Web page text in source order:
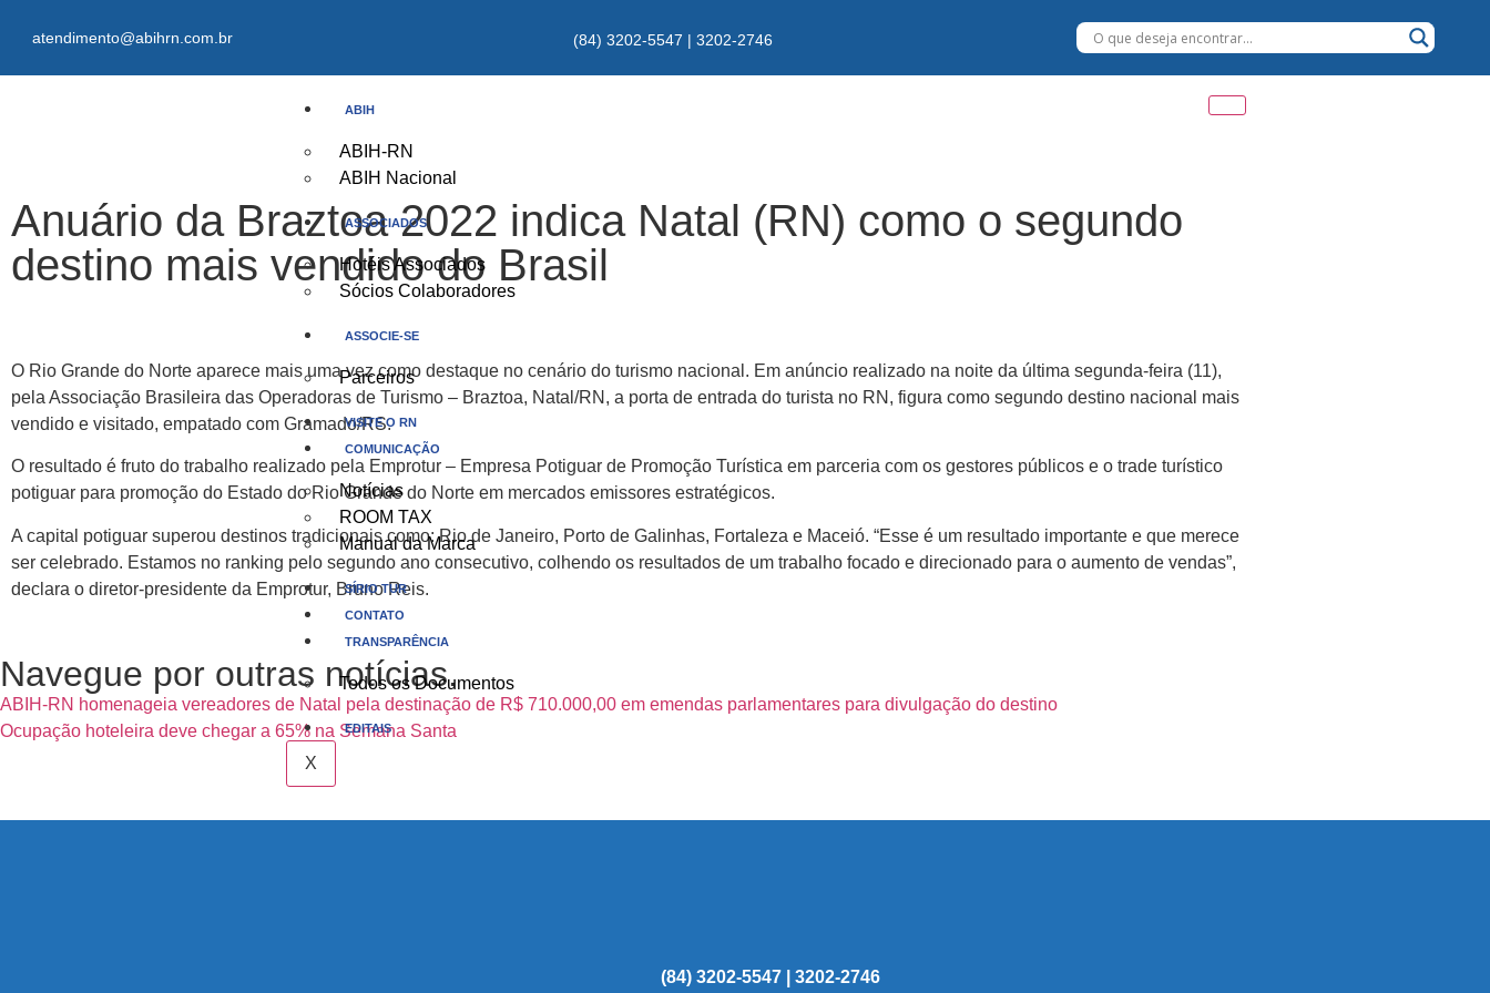
atendimento@abihrn.com.br (84) 3202-5547 | 3202-2746
ABIH
ABIH-RN
ABIH Nacional
ASSOCIADOS
Hotéis Associados
Sócios Colaboradores
ASSOCIE-SE
Parceiros
VISITE O RN
COMUNICAÇÃO
Notícias
ROOM TAX
Manual da Marca
SÍRIO TUR
CONTATO
TRANSPARÊNCIA
Todos os Documentos
EDITAIS
X
Anuário da Braztoa 2022 indica Natal (RN) como o segundo
destino mais vendido do Brasil
O Rio Grande do Norte aparece mais uma vez como destaque no cenário do turismo nacional. Em anúncio realizado na noite da última segunda-feira (11),
pela Associação Brasileira das Operadoras de Turismo – Braztoa, Natal/RN, a porta de entrada do turista no RN, figura como segundo destino nacional mais
vendido e visitado, empatado com Gramado/RS.
O resultado é fruto do trabalho realizado pela Emprotur – Empresa Potiguar de Promoção Turística em parceria com os gestores públicos e o trade turístico
potiguar para promoção do Estado do Rio Grande do Norte em mercados emissores estratégicos.
A capital potiguar superou destinos tradicionais como: Rio de Janeiro, Porto de Galinhas, Fortaleza e Maceió. “Esse é um resultado importante e que merece
ser celebrado. Estamos no ranking pelo segundo ano consecutivo, colhendo os resultados de um trabalho focado e direcionado para o aumento de vendas”,
declara o diretor-presidente da Emprotur, Bruno Reis.
Navegue por outras notícias.
ABIH-RN homenageia vereadores de Natal pela destinação de R$ 710.000,00 em emendas parlamentares para divulgação do destino
Ocupação hoteleira deve chegar a 65% na Semana Santa
(84) 3202-5547 | 3202-2746